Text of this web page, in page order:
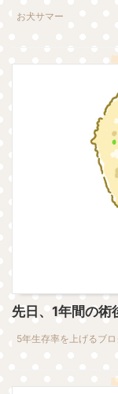
お犬サマー
先日、1年間の術
5年生存率を上げるブ